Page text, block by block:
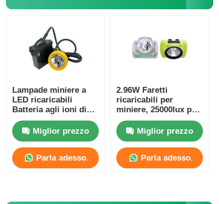
LED High Bay Light
Lampade miniere a
LED ricaricabili
Batteria agli ioni di
litio KL5M
Miglior prezzo
Parla adesso.
2.96W Faretti
ricaricabili per
miniere, 25000lux per
miniere sotterranee
Miglior prezzo
Parla adesso.